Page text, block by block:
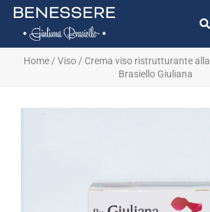
Home / Viso / Crema viso ristrutturante
Brasiello Giuliana